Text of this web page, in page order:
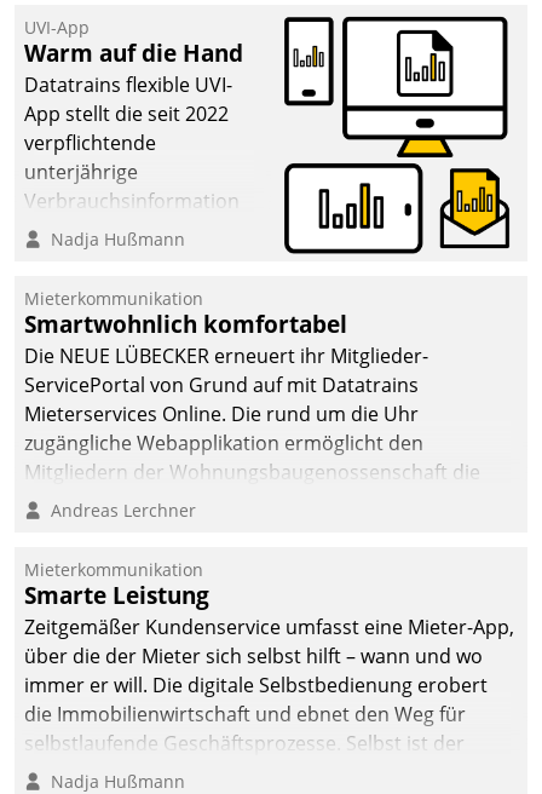
UVI-App
Warm auf die Hand
Datatrains flexible UVI-
App stellt die seit 2022
verpflichtende
unterjährige
Verbrauchsinformation
schnell, zuverlässig und
Die monatlichen
Mitteilungen zum
Heizungs- und
Wasserverbrauch gehen
automatisiert, vollständig
und auf Wunsch über
mehrere zuvor
Kommunikationswege bei
Nadja Hußmann
Mieterkommunikation
Smartwohnlich komfortabel
Die NEUE LÜBECKER erneuert ihr Mitglieder-
ServicePortal von Grund auf mit Datatrains
Mieterservices Online. Die rund um die Uhr
zugängliche Webapplikation ermöglicht den
Mitgliedern der Wohnungs­bau­genossenschaft die
Kontaktaufnahme per Smartphone, Tablet oder PC.
Andreas Lerchner
Mieterkommunikation
Smarte Leistung
Zeitgemäßer Kundenservice umfasst eine Mieter-App,
über die der Mieter sich selbst hilft – wann und wo
immer er will. Die digitale Selbstbedienung erobert
die Immobilienwirtschaft und ebnet den Weg für
selbstlaufende Geschäftsprozesse. Selbst ist der
Kunde und smart der Serviceanbieter.
Nadja Hußmann